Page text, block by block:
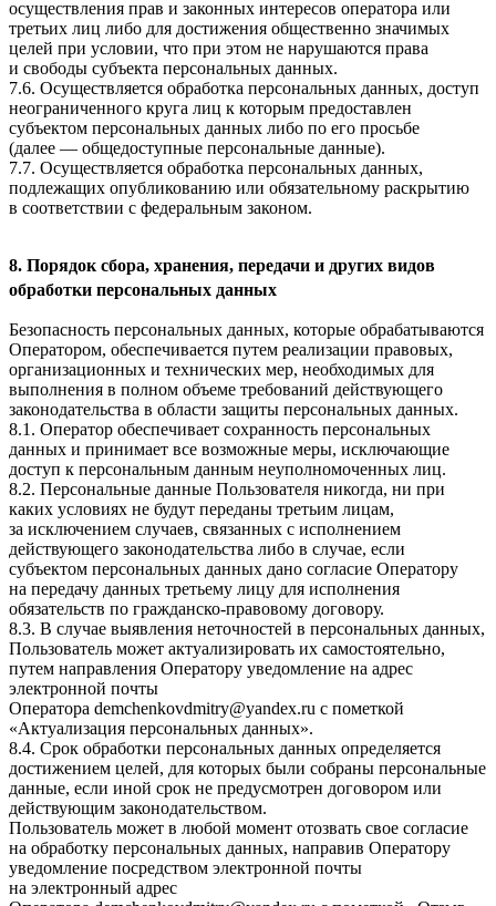
осуществления прав и законных интересов оператора или
третьих лиц либо для достижения общественно значимых
целей при условии, что при этом не нарушаются права
и свободы субъекта персональных данных.
7.6. Осуществляется обработка персональных данных, доступ
неограниченного круга лиц к которым предоставлен
субъектом персональных данных либо по его просьбе
(далее — общедоступные персональные данные).
7.7. Осуществляется обработка персональных данных,
подлежащих опубликованию или обязательному раскрытию
в соответствии с федеральным законом.
8. Порядок сбора, хранения, передачи и других видов
обработки персональных данных
Безопасность персональных данных, которые обрабатываются
Оператором, обеспечивается путем реализации правовых,
организационных и технических мер, необходимых для
выполнения в полном объеме требований действующего
законодательства в области защиты персональных данных.
8.1. Оператор обеспечивает сохранность персональных
данных и принимает все возможные меры, исключающие
доступ к персональным данным неуполномоченных лиц.
8.2. Персональные данные Пользователя никогда, ни при
каких условиях не будут переданы третьим лицам,
за исключением случаев, связанных с исполнением
действующего законодательства либо в случае, если
субъектом персональных данных дано согласие Оператору
на передачу данных третьему лицу для исполнения
обязательств по гражданско-правовому договору.
8.3. В случае выявления неточностей в персональных данных,
Пользователь может актуализировать их самостоятельно,
путем направления Оператору уведомление на адрес
электронной почты
Оператора demchenkovdmitry@yandex.ru с пометкой
«Актуализация персональных данных».
8.4. Срок обработки персональных данных определяется
достижением целей, для которых были собраны персональные
данные, если иной срок не предусмотрен договором или
действующим законодательством.
Пользователь может в любой момент отозвать свое согласие
на обработку персональных данных, направив Оператору
уведомление посредством электронной почты
на электронный адрес